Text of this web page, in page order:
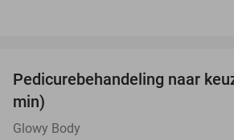
Pedicurebehandeling naar
min)
Glowy Body